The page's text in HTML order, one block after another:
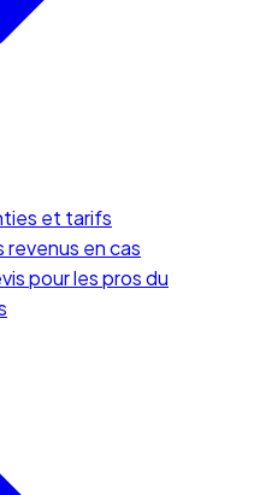
et tarifs
en cas
pour les pros du